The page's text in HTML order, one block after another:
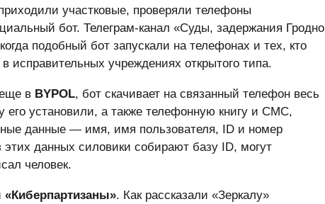
участковые, проверяли телефоны
бот. Телеграм-канал «Суды, задержания Гродно
подобный бот запускали на телефонах и тех, кто
исправительных учреждениях открытого типа.
в BYPOL, бот скачивает на связанный телефон весь
его установили, а также телефонную книгу и СМС,
данные — имя, имя пользователя, ID и номер
данных силовики собирают базу ID, могут
человек.
«Киберпартизаны». Как рассказали «Зеркалу»